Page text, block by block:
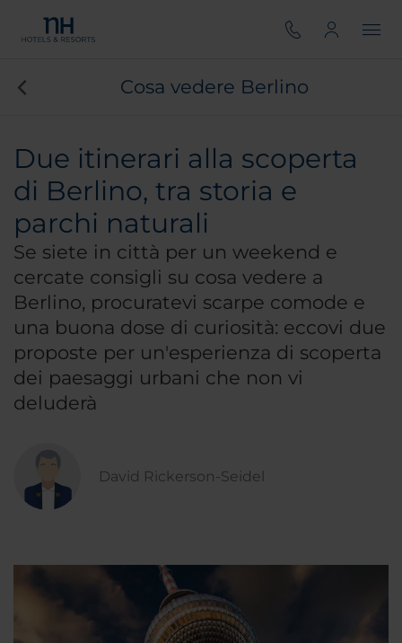
Cosa vedere Berlino
Due itinerari alla scoperta
di Berlino, tra storia e
parchi naturali
Se siete in città per un weekend e
cercate consigli su cosa vedere a
Berlino, procuratevi scarpe comode e
una buona dose di curiosità: eccovi due
proposte per un'esperienza di scoperta
dei paesaggi urbani che non vi
deluderà
David Rickerson-Seidel